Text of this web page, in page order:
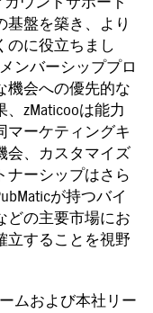
基盤を築き、より
のに役立ちまし
ンバーシッププロ
機会への優先的な
zMaticooは能力
マーケティングキ
会、カスタマイズ
ナーシップはさら
が持つバイ
どの主要市場にお
立することを視野
ムおよび本社リー